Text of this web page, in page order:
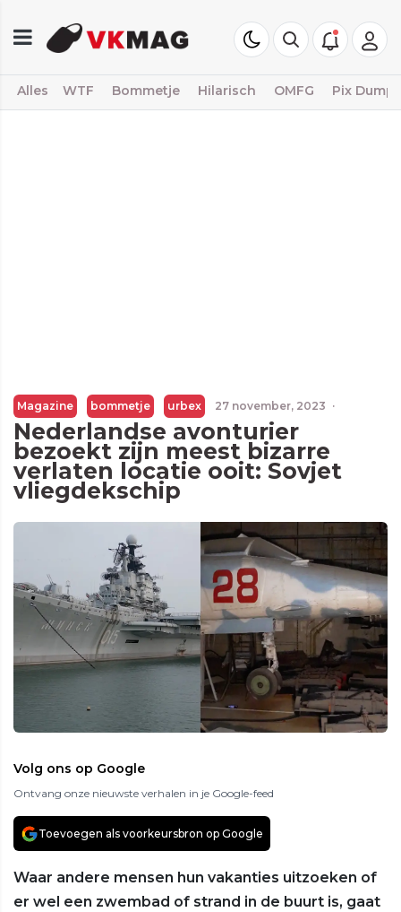
Alles WTF Bommetje Hilarisch OMFG Pix Dump
Magazine bommetje urbex 27 november, 2023 ·
Nederlandse avonturier
bezoekt zijn meest bizarre
verlaten locatie ooit: Sovjet
vliegdekschip
Volg ons op Google
Ontvang onze nieuwste verhalen in je Google-feed
Toevoegen als voorkeursbron op Google
Waar andere mensen hun vakanties uitzoeken of
er wel een zwembad of strand in de buurt is, gaat